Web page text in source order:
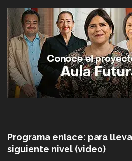
Programa enlace: para
siguiente nivel (video)